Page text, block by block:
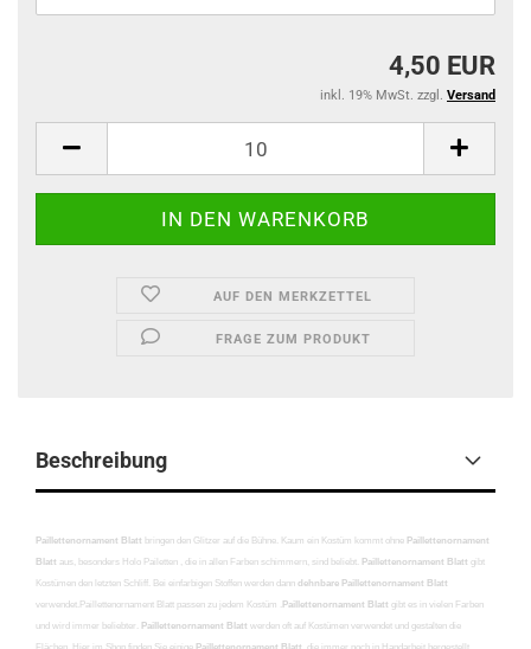
4,50 EUR
inkl. 19% MwSt. zzgl. Versand
AUF DEN MERKZETTEL
FRAGE ZUM PRODUKT
Beschreibung
Paillettenornament Blatt bringen den Glitzer auf die Bühne. Kaum ein Kostüm kommt ohne Paillettenornament
Blatt aus, besonders Holo Pailetten , die in allen Farben schimmern, sind beliebt. Paillettenornament Blatt gibt
Kostümen den letzten Schliff. Bei einfarbigen Stoffen werden dann dehnbare Paillettenornament Blatt
verwendet.Paillettenornament Blatt passen zu jedem Kostüm .
Paillettenornament Blatt gibt es in vielen Farben
und wird immer beliebter.
Paillettenornament Blatt werden oft auf Kostümen verwendet und gestalten die